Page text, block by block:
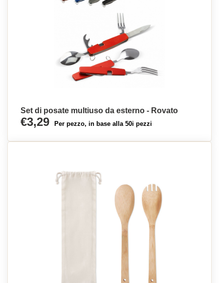
Set di posate multiuso da esterno - Rovato
€3,29 Per pezzo, in base alla 50i pezzi